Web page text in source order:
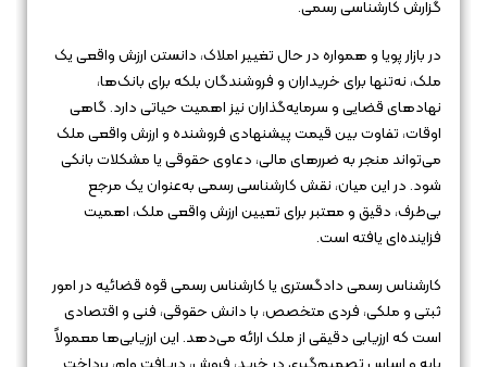
گزارش کارشناسی رسمی.
در بازار پویا و همواره در حال تغییر املاک، دانستن ارزش واقعی یک
ملک، نه‌تنها برای خریداران و فروشندگان بلکه برای بانک‌ها،
نهادهای قضایی و سرمایه‌گذاران نیز اهمیت حیاتی دارد. گاهی
اوقات، تفاوت بین قیمت پیشنهادی فروشنده و ارزش واقعی ملک
می‌تواند منجر به ضررهای مالی، دعاوی حقوقی یا مشکلات بانکی
شود. در این میان، نقش کارشناسی رسمی به‌عنوان یک مرجع
بی‌طرف، دقیق و معتبر برای تعیین ارزش واقعی ملک، اهمیت
فزاینده‌ای یافته است.
کارشناس رسمی دادگستری یا کارشناس رسمی قوه قضائیه در امور
ثبتی و ملکی، فردی متخصص، با دانش حقوقی، فنی و اقتصادی
است که ارزیابی دقیقی از ملک ارائه می‌دهد. این ارزیابی‌ها معمولاً